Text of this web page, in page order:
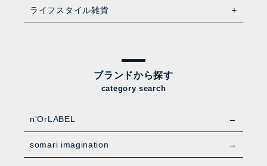
ライフスタイル雑貨
ブランドから探す
category search
n'OrLABEL
somari imagination